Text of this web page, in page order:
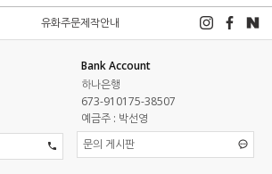
유화주문제작안내
Bank Account
하나은행
673-910175-38507
예금주 : 박선영
문의 게시판